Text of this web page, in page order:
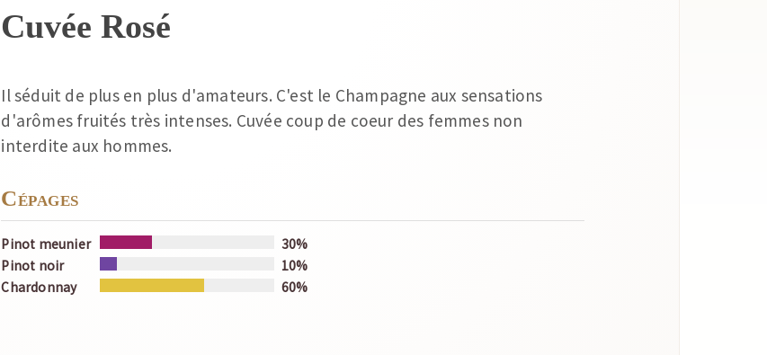
Cuvée Rosé
Il séduit de plus en plus d'amateurs. C'est le Champagne aux sensations
d'arômes fruités très intenses. Cuvée coup de coeur des femmes non
interdite aux hommes.
Cépages
Pinot meunier
30%
Pinot noir
10%
Chardonnay
60%